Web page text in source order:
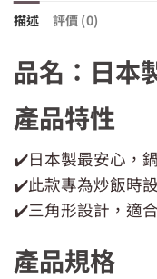
描述 評價 (0)
品名：日本
產品特性
✔️日本製最安心，
✔️此款專為炒飯時
✔️三角形設計，適
產品規格